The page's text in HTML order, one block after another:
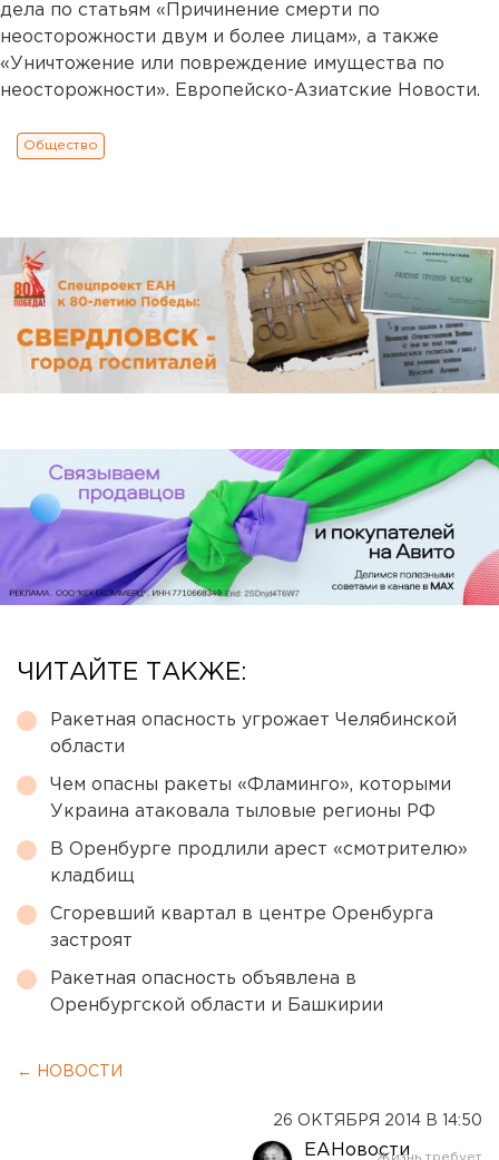
дела по статьям «Причинение смерти по
неосторожности двум и более лицам», а также
«Уничтожение или повреждение имущества по
неосторожности». Европейско-Азиатские Новости.
Общество
ЧИТАЙТЕ ТАКЖЕ:
Ракетная опасность угрожает Челябинской
области
Чем опасны ракеты «Фламинго», которыми
Украина атаковала тыловые регионы РФ
В Оренбурге продлили арест «смотрителю»
кладбищ
Сгоревший квартал в центре Оренбурга
застроят
Ракетная опасность объявлена в
Оренбургской области и Башкирии
← НОВОСТИ
26 ОКТЯБРЯ 2014 В 14:50
ЕАНовости